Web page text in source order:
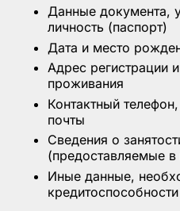
Данные документа,
личность (паспорт)
Дата и место
Адрес регистрации
проживания
Контактный
почты
Сведения о
(предоставляемые в
Иные данные,
кредитоспособности